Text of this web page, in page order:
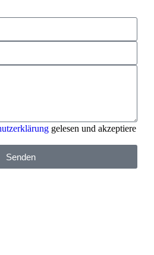
gelesen und akzeptiere
Senden